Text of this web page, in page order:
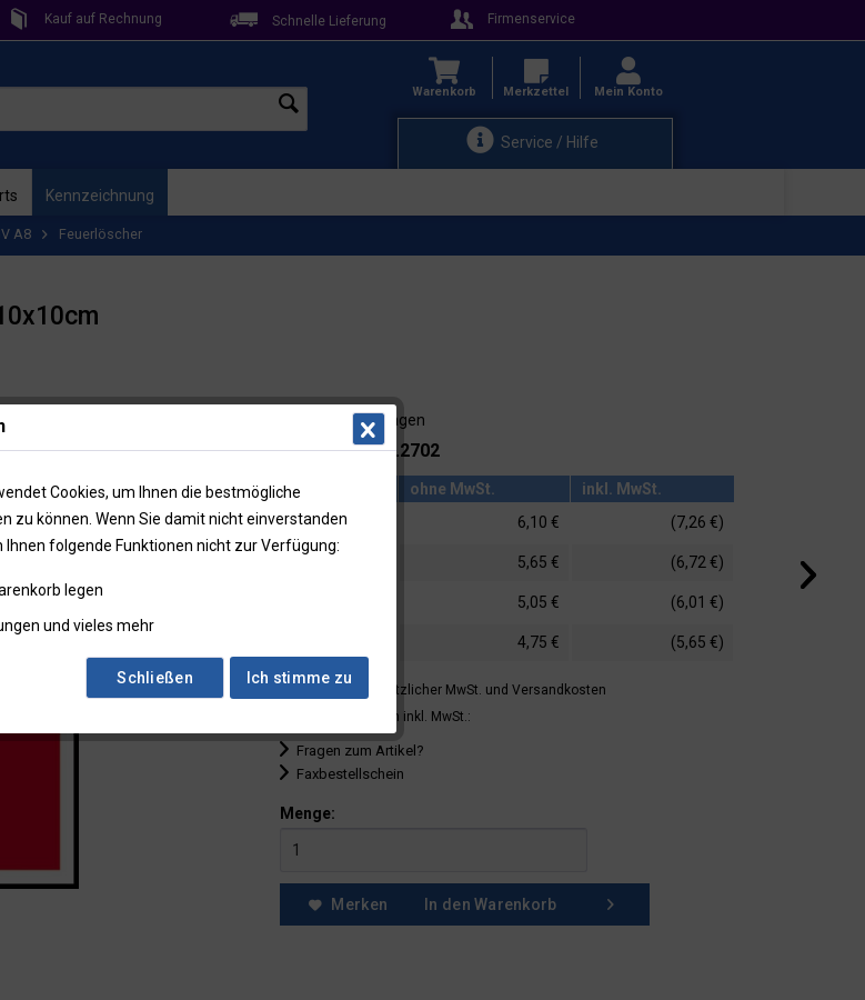
Kauf auf Rechnung Schnelle Lieferung Firmenservice
Service / Hilfe
Warenkorb Merkzettel Mein Konto
Kennzeichnung
A8 Feuerlöscher
Lieferzeit: 3-4 Tagen
Artikel-Nr.: 38.2702
Menge ohne MwSt.
inkl. MwSt.
bis9 6,10 € (7,26 €)
5,65 € (6,72 €)
5,05 € (6,01 €)
4,75 € (5,65 €)
* Preise zzgl. gesetzlicher MwSt. und Versandkosten
Preise in Klammern inkl. MwSt.:
Fragen zum Artikel?
Faxbestellschein
Menge:
Merken In den Warenkorb
Cookies, um Ihnen die bestmögliche
zu können. Wenn Sie damit nicht einverstanden
Ihnen folgende Funktionen nicht zur Verfügung:
legen
und vieles mehr
Ich stimme zu
Schließen